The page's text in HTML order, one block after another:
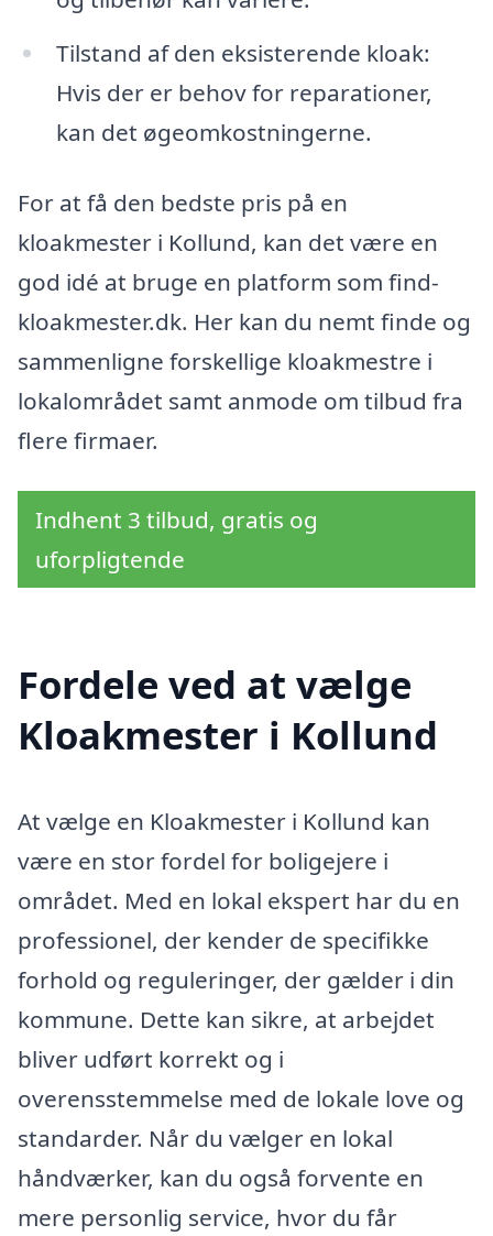
Tilstand af den eksisterende kloak:
Hvis der er behov for reparationer,
kan det øgeomkostningerne.
For at få den bedste pris på en
kloakmester i Kollund, kan det være en
god idé at bruge en platform som find-
kloakmester.dk. Her kan du nemt finde og
sammenligne forskellige kloakmestre i
lokalområdet samt anmode om tilbud fra
flere firmaer.
Indhent 3 tilbud, gratis og
uforpligtende
Fordele ved at vælge
Kloakmester i Kollund
At vælge en Kloakmester i Kollund kan
være en stor fordel for boligejere i
området. Med en lokal ekspert har du en
professionel, der kender de specifikke
forhold og reguleringer, der gælder i din
kommune. Dette kan sikre, at arbejdet
bliver udført korrekt og i
overensstemmelse med de lokale love og
standarder. Når du vælger en lokal
håndværker, kan du også forvente en
mere personlig service, hvor du får